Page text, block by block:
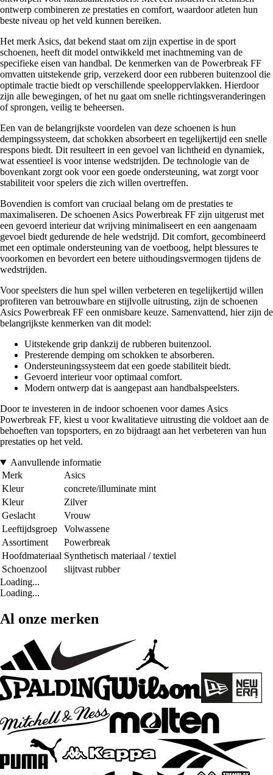
ontwerp combineren ze prestaties en comfort, waardoor atleten hun
beste niveau op het veld kunnen bereiken.
Het merk Asics, dat bekend staat om zijn expertise in de sport
schoenen, heeft dit model ontwikkeld met inachtneming van de
specifieke eisen van handbal. De kenmerken van de Powerbreak FF
omvatten uitstekende grip, verzekerd door een rubberen buitenzool die
optimale tractie biedt op verschillende speeloppervlakken. Hierdoor
zijn alle bewegingen, of het nu gaat om snelle richtingsveranderingen
of sprongen, veilig te beheersen.
Een van de belangrijkste voordelen van deze schoenen is hun
dempingssysteem, dat schokken absorbeert en tegelijkertijd een snelle
respons biedt. Dit resulteert in een gevoel van lichtheid en dynamiek,
wat essentieel is voor intense wedstrijden. De technologie van de
bovenkant zorgt ook voor een goede ondersteuning, wat zorgt voor
stabiliteit voor spelers die zich willen overtreffen.
Bovendien is comfort van cruciaal belang om de prestaties te
maximaliseren. De schoenen Asics Powerbreak FF zijn uitgerust met
een gevoerd interieur dat wrijving minimaliseert en een aangenaam
gevoel biedt gedurende de hele wedstrijd. Dit comfort, gecombineerd
met een optimale ondersteuning van de voetboog, helpt blessures te
voorkomen en bevordert een betere uithoudingsvermogen tijdens de
wedstrijden.
Voor speelsters die hun spel willen verbeteren en tegelijkertijd willen
profiteren van betrouwbare en stijlvolle uitrusting, zijn de schoenen
Asics Powerbreak FF een onmisbare keuze. Samenvattend, hier zijn de
belangrijkste kenmerken van dit model:
Uitstekende grip dankzij de rubberen buitenzool.
Presterende demping om schokken te absorberen.
Ondersteuningssysteem dat een goede stabiliteit biedt.
Gevoerd interieur voor optimaal comfort.
Modern ontwerp dat is aangepast aan handbalspeelsters.
Door te investeren in de indoor schoenen voor dames Asics
Powerbreak FF, kiest u voor kwalitatieve uitrusting die voldoet aan de
behoeften van topsporters, en zo bijdraagt aan het verbeteren van hun
prestaties op het veld.
Aanvullende informatie
Merk
Asics
Kleur
concrete/illuminate mint
Kleur
Zilver
Geslacht
Vrouw
Leeftijdsgroep
Volwassene
Assortiment
Powerbreak
Hoofdmateriaal Synthetisch materiaal / textiel
Schoenzool
slijtvast rubber
Loading...
Loading...
Al onze merken